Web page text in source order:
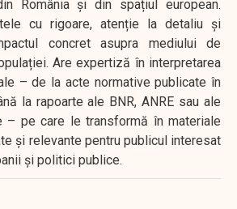
România și din spațiul european.
cu rigoare, atenție la detaliu și
concret asupra mediului de
Are expertiză în interpretarea
– de la acte normative publicate în
la rapoarte ale BNR, ANRE sau ale
– pe care le transformă în materiale
și relevante pentru publicul interesat
și politici publice.